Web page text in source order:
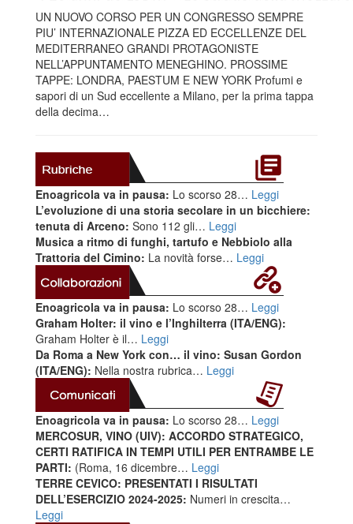
UN NUOVO CORSO PER UN CONGRESSO SEMPRE
PIU’ INTERNAZIONALE PIZZA ED ECCELLENZE DEL
MEDITERRANEO GRANDI PROTAGONISTE
NELL’APPUNTAMENTO MENEGHINO. PROSSIME
TAPPE: LONDRA, PAESTUM E NEW YORK Profumi e
sapori di un Sud eccellente a Milano, per la prima tappa
della decima…
Enoagricola va in pausa: Lo scorso 28… Leggi
L’evoluzione di una storia secolare in un bicchiere:
tenuta di Arceno: Sono 112 gli… Leggi
Musica a ritmo di funghi, tartufo e Nebbiolo alla
Trattoria del Cimino: La novità forse… Leggi
Enoagricola va in pausa: Lo scorso 28… Leggi
Graham Holter: il vino e l’Inghilterra (ITA/ENG):
Graham Holter è il… Leggi
Da Roma a New York con… il vino: Susan Gordon
(ITA/ENG): Nella nostra rubrica… Leggi
Enoagricola va in pausa: Lo scorso 28… Leggi
MERCOSUR, VINO (UIV): ACCORDO STRATEGICO,
CERTI RATIFICA IN TEMPI UTILI PER ENTRAMBE LE
PARTI: (Roma, 16 dicembre… Leggi
TERRE CEVICO: PRESENTATI I RISULTATI
DELL’ESERCIZIO 2024-2025: Numeri in crescita…
Leggi